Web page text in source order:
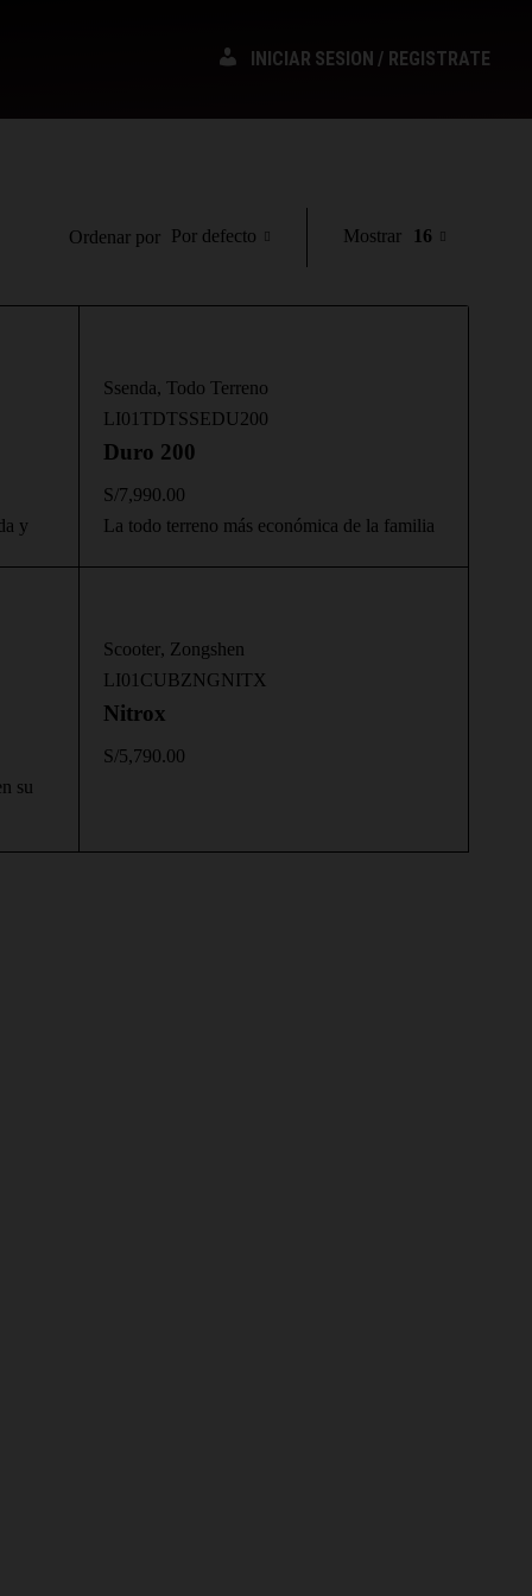
INICIAR SESION / REGISTRATE
Ordenar por Por defecto Mostrar 16
y
Ssenda, Todo Terreno
LI01TDTSSEDU200
Duro 200
S/7,990.00
La todo terreno más económica de la familia
su
Scooter, Zongshen
LI01CUBZNGNITX
Nitrox
S/5,790.00